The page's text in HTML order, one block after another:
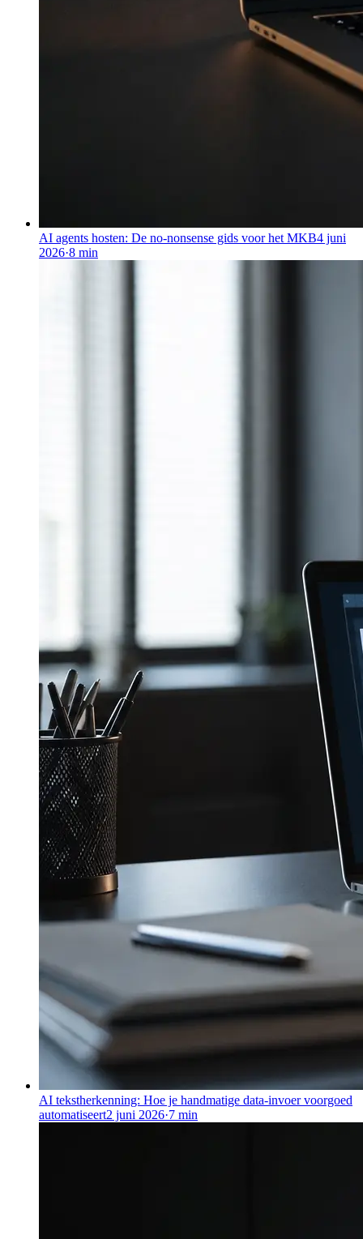
AI agents hosten: De no-nonsense gids voor het MKB4 juni
2026·8 min
AI tekstherkenning: Hoe je handmatige data-invoer voorgoed
automatiseert2 juni 2026·7 min